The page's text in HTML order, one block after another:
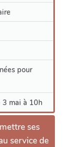
pour
mai à 10h
ses
service de